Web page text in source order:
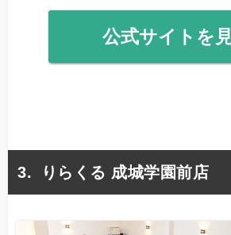
公式サイトを
りらくる 成城学園前店